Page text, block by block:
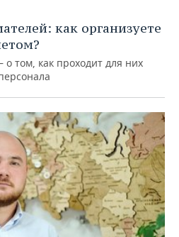
как организуете
том, как проходит для них